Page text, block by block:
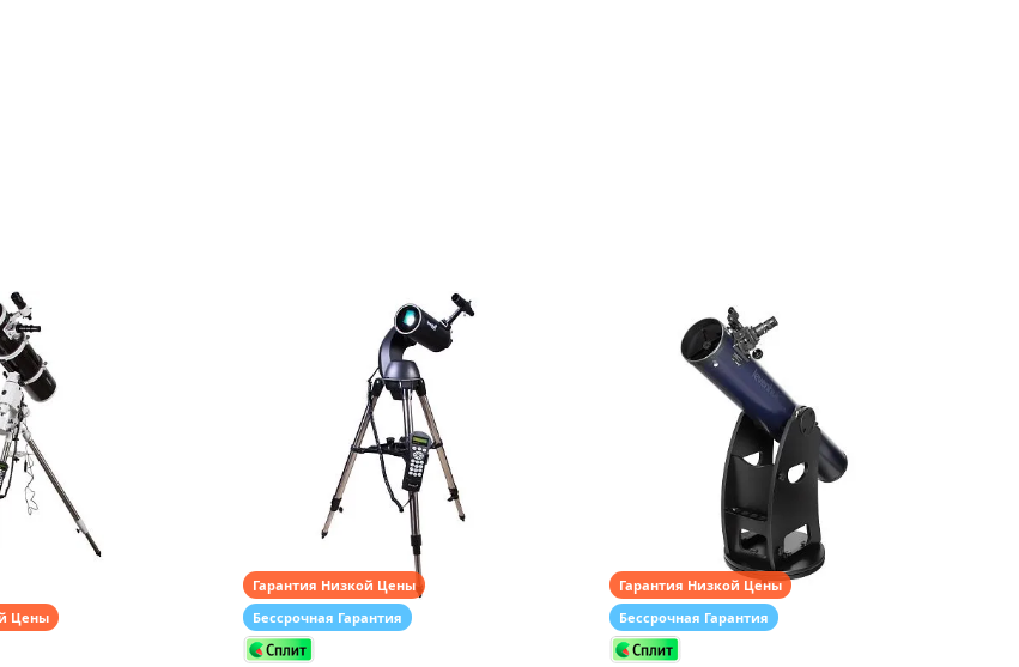
Цены
Гарантия Низкой Цены
Бессрочная Гарантия
Гарантия Низкой Цены
Бессрочная Гарантия